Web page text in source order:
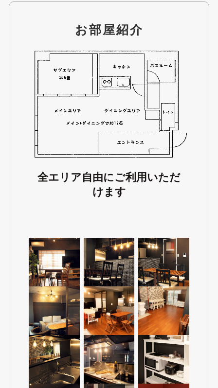
お部屋紹介
全エリア自由にご利用いただ
けます